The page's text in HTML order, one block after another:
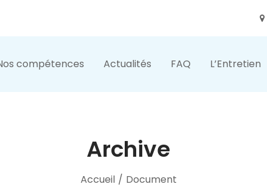
compétences Actualités FAQ L’Entretien
Archive
Accueil / Document